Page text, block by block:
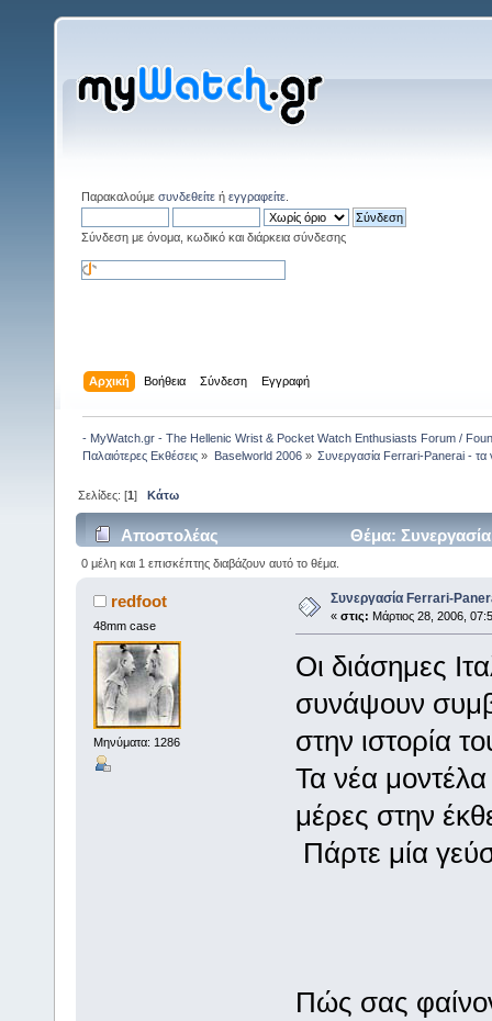
Παρακαλούμε συνδεθείτε ή εγγραφείτε
Σύνδεση με όνομα, κωδικό και διάρκεια σύνδεσης
Αρχική Βοήθεια Σύνδεση Εγγραφή
- MyWatch.gr - The Hellenic Wrist & Pocket Watch Enthusiasts Forum /
Παλαιότερες Εκθέσεις » Baselworld 2006» Συνεργασία Ferrari-Panerai - τα
Σελίδες: [1]Κάτω
Αποστολέας Θέμα:
0 μέλη και 1 επισκέπτης διαβάζουν αυτό το θέμα.
redfoot
48mm case
Μηνύματα: 1286
Συνεργασία Ferrari-
« στις: Μάρτιος 28, 2006,
Οι διάσημες
συνάψουν
στην ιστορία
Τα νέα
μέρες στην
Πάρτε μία
Πώς σας